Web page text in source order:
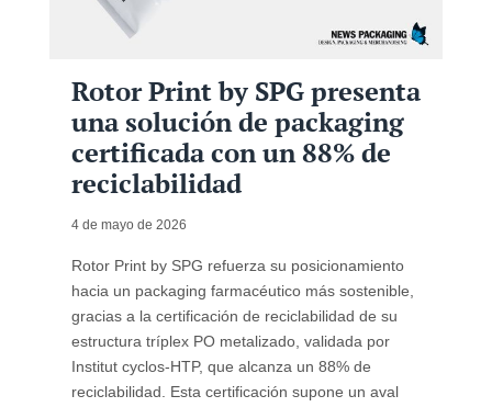
Rotor Print by SPG presenta
una solución de packaging
certificada con un 88% de
reciclabilidad
4 de mayo de 2026
Rotor Print by SPG refuerza su posicionamiento
hacia un packaging farmacéutico más sostenible,
gracias a la certificación de reciclabilidad de su
estructura tríplex PO metalizado, validada por
Institut cyclos-HTP, que alcanza un 88% de
reciclabilidad. Esta certificación supone un aval